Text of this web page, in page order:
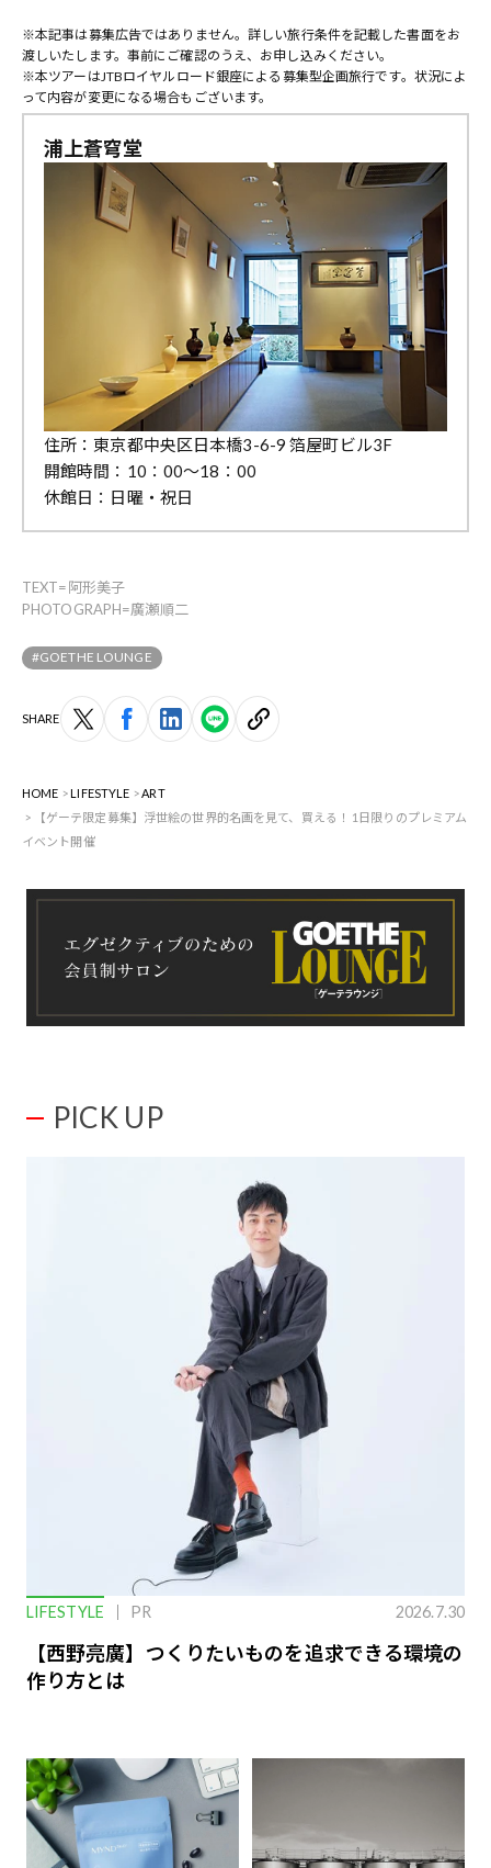
※本記事は募集広告ではありません。詳しい旅行条件を記載した書面をお
渡しいたします。事前にご確認のうえ、お申し込みください。
※本ツアーはJTBロイヤルロード銀座による募集型企画旅行です。状況によ
って内容が変更になる場合もございます。
浦上蒼穹堂
住所：東京都中央区日本橋3-6-9 箔屋町ビル3F
開館時間：10：00～18：00
休館日：日曜・祝日
TEXT=阿形美子
PHOTOGRAPH=廣瀬順二
#GOETHE LOUNGE
SHARE
HOME LIFESTYLE
ART
【ゲーテ限定募集】浮世絵の世界的名画を見て、買える！ 1日限りのプレミアム
イベント開催
PICK UP
LIFESTYLE PR 2026.7.30
【西野亮廣】つくりたいものを追求できる環境の
作り方とは